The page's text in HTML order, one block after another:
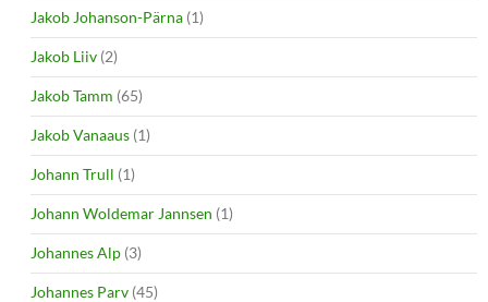
Jakob Johanson-Pärna (1)
Jakob Liiv (2)
Jakob Tamm (65)
Jakob Vanaaus (1)
Johann Trull (1)
Johann Woldemar Jannsen (1)
Johannes Alp (3)
Johannes Parv (45)